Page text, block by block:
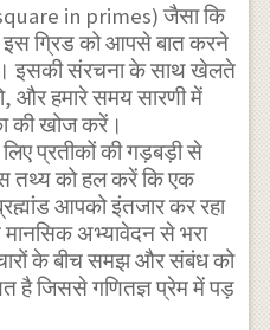
in primes) जैसा कि
ग्रिड को आपसे बात करने
इसकी संरचना के साथ खेलते
और हमारे समय सारणी में
की खोज करें।
प्रतीकों की गड़बड़ी से
तथ्य को हल करें कि एक
आपको इंतजार कर रहा
अभ्यावेदन से भरा
के बीच समझ और संबंध को
है जिससे गणितज्ञ प्रेम में पड़